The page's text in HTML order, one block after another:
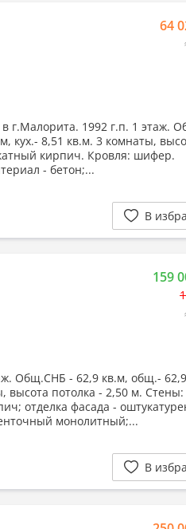
64
г.Малорита. 1992 г.п. 1 этаж.
кух.- 8,51 кв.м. 3 комнаты,
кирпич. Кровля: шифер.
- бетон;...
В
159
Общ.СНБ - 62,9 кв.м, общ.-
высота потолка - 2,50 м. Стены:
отделка фасада -
монолитный;...
В